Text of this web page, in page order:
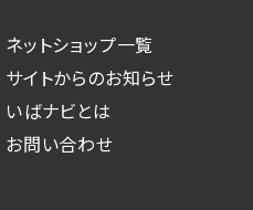
広告に応募した際の
への来店予約を登録
ネットショップ一覧
サイトからのお知らせ
いばナビとは
お問い合わせ